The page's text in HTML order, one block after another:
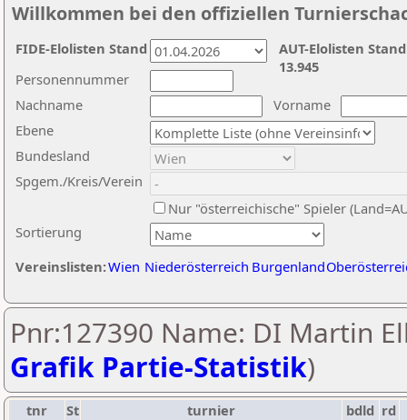
Willkommen bei den offiziellen
Nachname
Vorname
Ebene
Sortierung
Personennummer
Bundesland
Spgem./Kreis/Verein
Nur "österreichische" Spieler
Vereinslisten:Wien Niederösterreich Burgenland
AUT-Elolisten
13.945
FIDE-Elolisten Stand
Pnr:127390 Name: DI Martin
Grafik Partie-Statistik)
tnr St turnier bdld rd